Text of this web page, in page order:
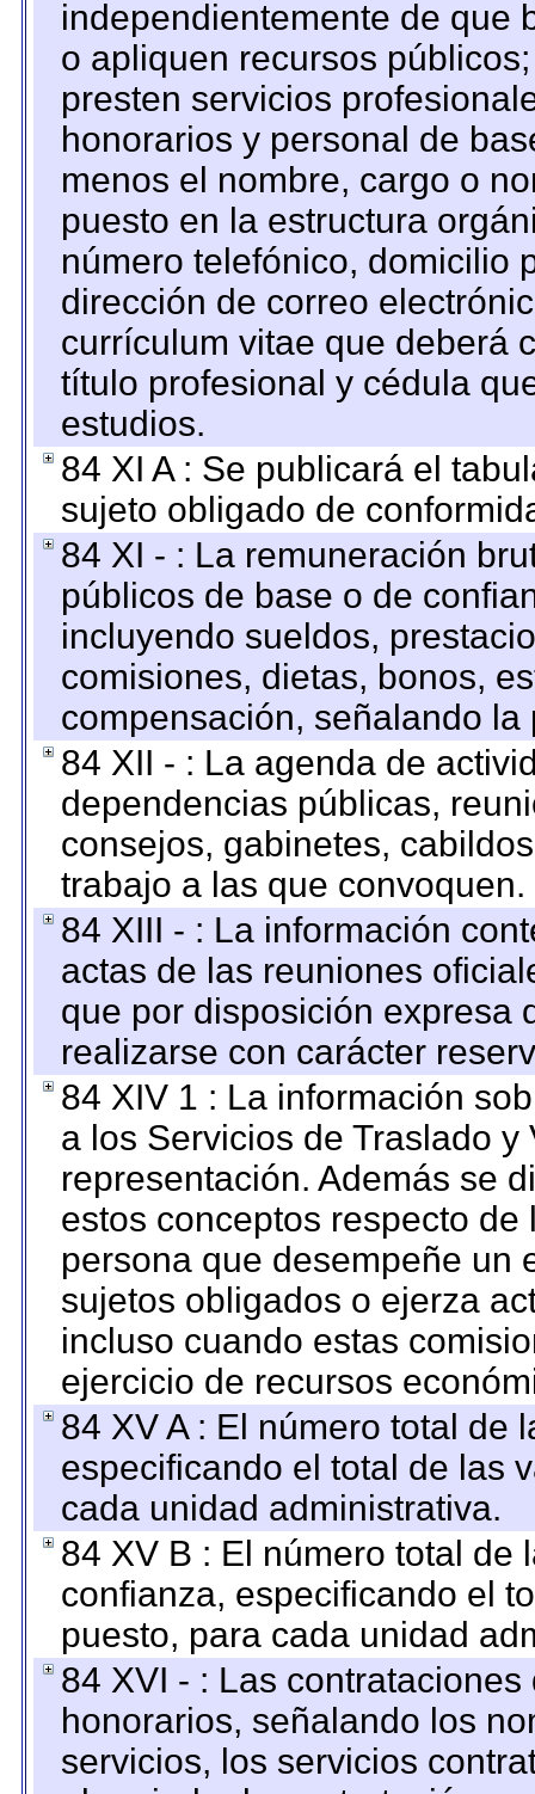
independientemente de que
o apliquen recursos
presten servicios
honorarios y personal de
menos el nombre, cargo o
puesto en la estructura
número telefónico, domicilio
dirección de correo
currículum vitae que deberá
título profesional y cédula
estudios.
84 XI A : Se publicará el
sujeto obligado de
84 XI - : La remuneración
públicos de base o de
incluyendo sueldos,
comisiones, dietas, bonos,
compensación, señalando
84 XII - : La agenda de
dependencias públicas,
consejos, gabinetes,
trabajo a las que convoquen.
84 XIII - : La información
actas de las reuniones
que por disposición expresa
realizarse con carácter
84 XIV 1 : La información
a los Servicios de Traslado
representación. Además se
estos conceptos respecto
persona que desempeñe un
sujetos obligados o ejerza
incluso cuando estas
ejercicio de recursos
84 XV A : El número total de
especificando el total de las
cada unidad administrativa.
84 XV B : El número total de
confianza, especificando el
puesto, para cada unidad
84 XVI - : Las
honorarios, señalando los
servicios, los servicios